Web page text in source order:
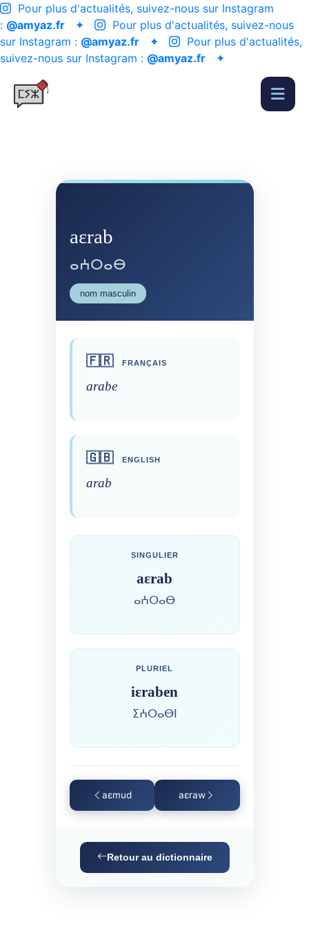
Pour plus d'actualités, suivez-nous sur Instagram
: @amyaz.fr ✦
Pour plus d'actualités, suivez-nous
sur Instagram : @amyaz.fr ✦
Pour plus d'actualités,
suivez-nous sur Instagram : @amyaz.fr ✦
aɛrab
ⴰⵄⵔⴰⴱ
nom masculin
🇫🇷 FRANÇAIS
arabe
🇬🇧 ENGLISH
arab
SINGULIER
aɛrab
ⴰⵄⵔⴰⴱ
PLURIEL
iɛraben
ⵉⵄⵔⴰⴱⵏ
aɛmud aɛraw
Retour au dictionnaire